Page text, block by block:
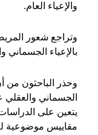
والإعياء العام.
وتراجع شعور
بالإعياء
وحذر الباحثون من
الجسماني
يتعين على
مقاييس موضوعية